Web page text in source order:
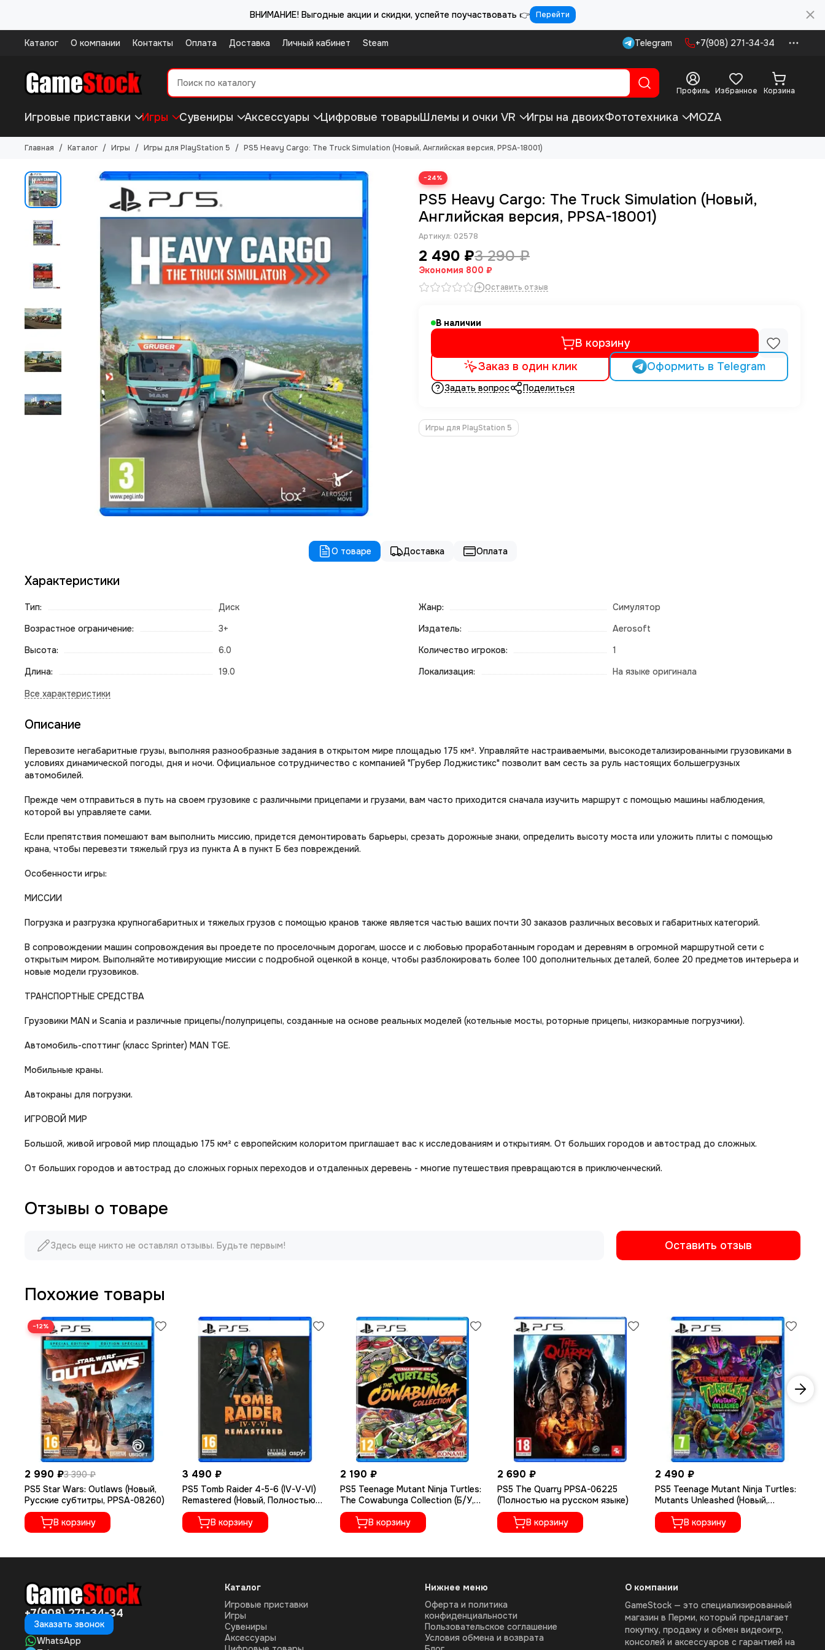
ВНИМАНИЕ! Выгодные акции и скидки, успейте поучаствовать 👉 Перейти
Каталог О компании Контакты Оплата Доставка Личный кабинет Steam Telegram +7(908) 271-34-34
Профиль Избранное Корзина
Игровые приставки Игры Сувениры Аксессуары Цифровые товарыШлемы и очки VR Игры на двоихФототехника MOZA
Главная Каталог Игры Игры для PlayStation 5 PS5 Heavy Cargo: The Truck Simulation (Новый, Английская версия, PPSA-18001)
−24%
PS5 Heavy Cargo: The Truck Simulation (Новый,
Английская версия, PPSA-18001)
Артикул: 02578
2 490 ₽3 290 ₽
Экономия 800 ₽
Оставить отзыв
В наличии
В корзину
Заказ в один клик
Оформить в Telegram
Задать вопрос Поделиться
Игры для PlayStation 5
О товаре Доставка Оплата
Характеристики
Тип:
Диск
Возрастное ограничение:
3+
Высота:
6.0
Длина:
19.0
Жанр:
Симулятор
Издатель:
Aerosoft
Количество игроков:
1
Локализация:
На языке оригинала
Описание
Перевозите негабаритные грузы, выполняя разнообразные задания в открытом мире площадью 175 км². Управляйте настраиваемыми, высокодетализированными грузовиками в
условиях динамической погоды, дня и ночи. Официальное сотрудничество с компанией "Грубер Лоджистикс" позволит вам сесть за руль настоящих большегрузных
автомобилей.
Прежде чем отправиться в путь на своем грузовике с различными прицепами и грузами, вам часто приходится сначала изучить маршрут с помощью машины наблюдения,
которой вы управляете сами.
Если препятствия помешают вам выполнить миссию, придется демонтировать барьеры, срезать дорожные знаки, определить высоту моста или уложить плиты с помощью
крана, чтобы перевезти тяжелый груз из пункта А в пункт Б без повреждений.
Особенности игры:
МИССИИ
Погрузка и разгрузка крупногабаритных и тяжелых грузов с помощью кранов также является частью ваших почти 30 заказов различных весовых и габаритных категорий.
В сопровождении машин сопровождения вы проедете по проселочным дорогам, шоссе и с любовью проработанным городам и деревням в огромной маршрутной сети с
открытым миром. Выполняйте мотивирующие миссии с подробной оценкой в конце, чтобы разблокировать более 100 дополнительных деталей, более 20 предметов интерьера и
новые модели грузовиков.
ТРАНСПОРТНЫЕ СРЕДСТВА
Грузовики MAN и Scania и различные прицепы/полуприцепы, созданные на основе реальных моделей (котельные мосты, роторные прицепы, низкорамные погрузчики).
Автомобиль-споттинг (класс Sprinter) MAN TGE.
Мобильные краны.
Автокраны для погрузки.
ИГРОВОЙ МИР
Большой, живой игровой мир площадью 175 км² с европейским колоритом приглашает вас к исследованиям и открытиям. От больших городов и автострад до сложных.
От больших городов и автострад до сложных горных переходов и отдаленных деревень - многие путешествия превращаются в приключенческий.
Отзывы о товаре
Здесь еще никто не оставлял отзывы. Будьте первым! Оставить отзыв
Похожие товары
−12%
2 990 ₽3 390 ₽
PS5 Star Wars: Outlaws (Новый,
Русские субтитры, PPSA-08260)
В корзину
3 490 ₽
PS5 Tomb Raider 4-5-6 (IV-V-VI)
Remastered (Новый, Полностью
на русском языке, PPSA-18151)
В корзину
2 190 ₽
PS5 Teenage Mutant Ninja Turtles:
The Cowabunga Collection (Б/У,
Английская версия, PPSA-04490)
В корзину
2 690 ₽
PS5 The Quarry PPSA-06225
(Полностью на русском языке)
В корзину
2 490 ₽
PS5 Teenage Mutant Ninja Turtles:
Mutants Unleashed (Новый,
Английская версия, PPSA-17246)
В корзину
+7(908) 271-34-34
Заказать звонок
WhatsApp
Каталог
Игровые приставки
Игры
Сувениры
Аксессуары
Нижнее меню
Оферта и политика
конфиденциальности
Пользовательское соглашение
Условия обмена и возврата
О компании
GameStock — это специализированный
магазин в Перми, который предлагает
покупку, продажу и обмен видеоигр,
консолей и аксессуаров с гарантией на